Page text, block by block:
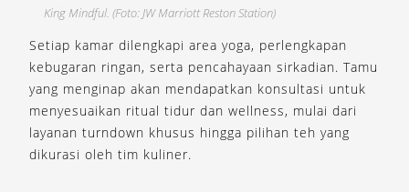
King Mindful. (Foto: JW Marriott Reston Station)
Setiap kamar dilengkapi area yoga, perlengkapan
kebugaran ringan, serta pencahayaan sirkadian. Tamu
yang menginap akan mendapatkan konsultasi untuk
menyesuaikan ritual tidur dan wellness, mulai dari
layanan turndown khusus hingga pilihan teh yang
dikurasi oleh tim kuliner.